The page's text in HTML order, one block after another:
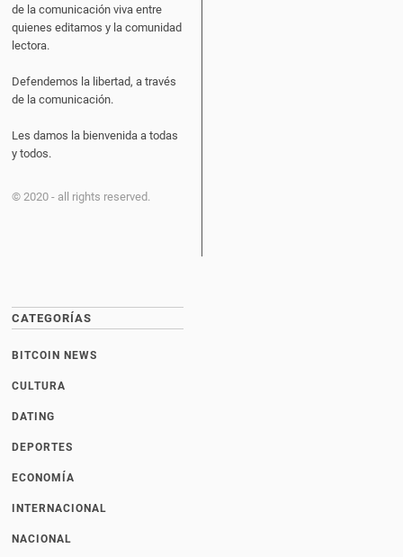
de la comunicación viva entre
quienes editamos y la comunidad
lectora.
Defendemos la libertad, a través
de la comunicación.
Les damos la bienvenida a todas
y todos.
© 2020 - all rights reserved.
CATEGORÍAS
BITCOIN NEWS
CULTURA
DATING
DEPORTES
ECONOMÍA
INTERNACIONAL
NACIONAL